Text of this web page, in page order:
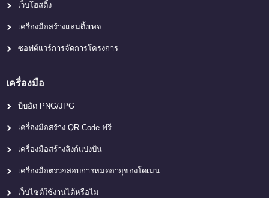
เว็บโฮสติ้ง
เครื่องมือสร้างแลนดิ้งเพจ
ซอฟต์แวร์การจัดการโครงการ
เครื่องมือ
บีบอัด PNG/JPG
เครื่องมือสร้าง QR Code ฟรี
เครื่องมือสร้างลิงก์แบ่งปัน
เครื่องมือตรวจสอบการหมดอายุของโดเมน
เว็บไซต์ใช้งานได้หรือไม่